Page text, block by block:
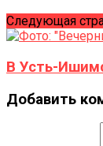
Следующая
В Усть-
Добавить